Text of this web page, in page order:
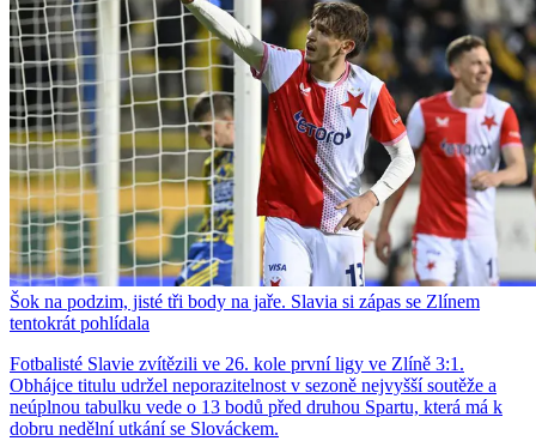
Šok na podzim, jisté tři body na jaře. Slavia si zápas se Zlínem
tentokrát pohlídala
Fotbalisté Slavie zvítězili ve 26. kole první ligy ve Zlíně 3:1.
Obhájce titulu udržel neporazitelnost v sezoně nejvyšší soutěže a
neúplnou tabulku vede o 13 bodů před druhou Spartu, která má k
dobru nedělní utkání se Slováckem.